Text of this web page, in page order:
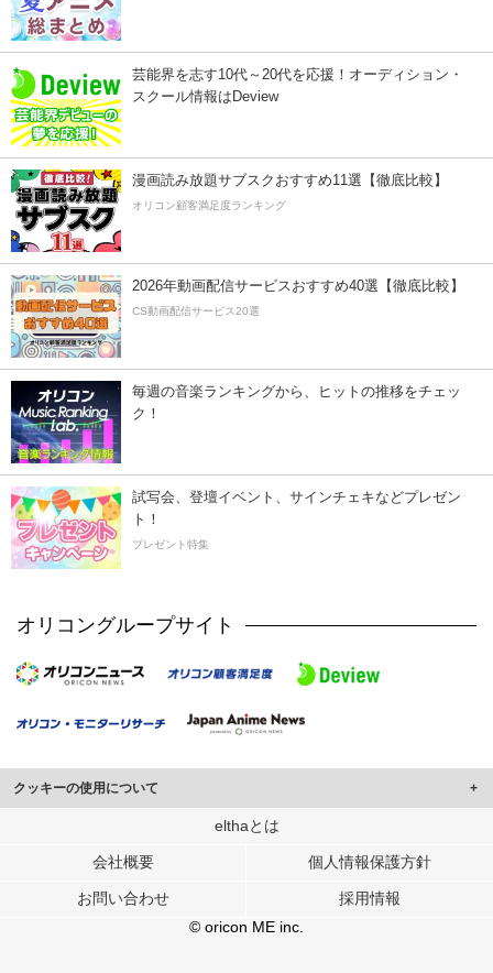
芸能界を志す10代～20代を応援！オーディション・
スクール情報はDeview
漫画読み放題サブスクおすすめ11選【徹底比較】
オリコン顧客満足度ランキング
2026年動画配信サービスおすすめ40選【徹底比較】
CS動画配信サービス20選
毎週の音楽ランキングから、ヒットの推移をチェッ
ク！
試写会、登壇イベント、サインチェキなどプレゼン
ト！
プレゼント特集
オリコングループサイト
クッキーの使用について
このサイトでは Cookie を使用して、ユーザーに合わせたコンテンツや広告の
行っています。
メディアや広告配信、データ解析の各パートナーに提供しています。
各パートナーは、この情報とユーザーが各パートナーに提供した他の情報や、
ユーザーが各パートナーのサービスを使用したときに収集した他の情報を組み
elthaとは
会社概要 個人情報保護方針
お問い合わせ
採用情報
© oricon ME inc.